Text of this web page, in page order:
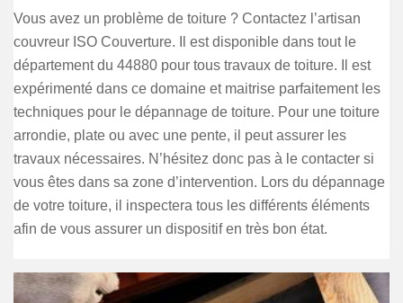
Vous avez un problème de toiture ? Contactez l’artisan
couvreur ISO Couverture. Il est disponible dans tout le
département du 44880 pour tous travaux de toiture. Il est
expérimenté dans ce domaine et maitrise parfaitement les
techniques pour le dépannage de toiture. Pour une toiture
arrondie, plate ou avec une pente, il peut assurer les
travaux nécessaires. N’hésitez donc pas à le contacter si
vous êtes dans sa zone d’intervention. Lors du dépannage
de votre toiture, il inspectera tous les différents éléments
afin de vous assurer un dispositif en très bon état.